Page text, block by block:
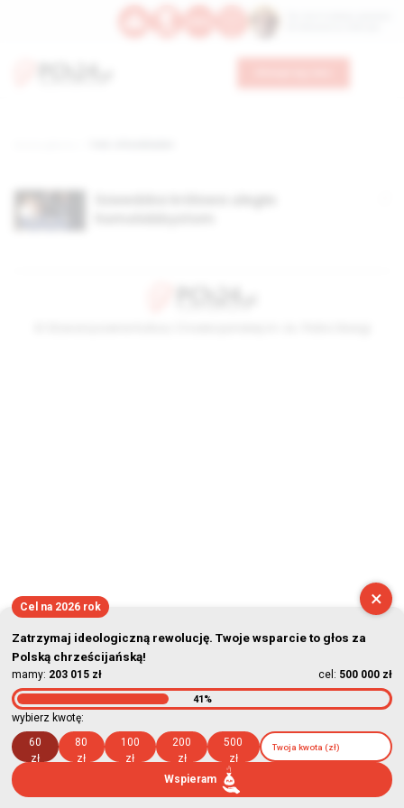
×
Cel na 2026 rok
Zatrzymaj ideologiczną rewolucję. Twoje wsparcie to głos za
Polską chrześcijańską!
mamy: 203 015 zł cel: 500 000 zł
41%
wybierz kwotę:
60
zł
80
zł
100
zł
200
zł
500
zł
Wspieram